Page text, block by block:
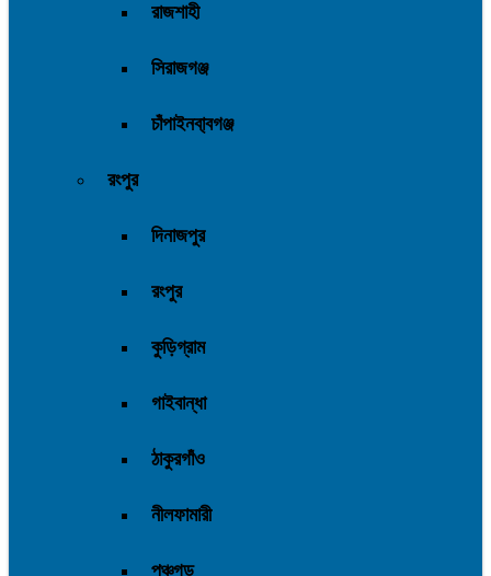
রাজশাহী
সিরাজগঞ্জ
চাঁপাইনবা্বগঞ্জ
রংপুর
দিনাজপুর
রংপুর
কুড়িগ্রাম
গাইবান্ধা
ঠাকুরগাঁও
নীলফামারী
পঞ্চগড়